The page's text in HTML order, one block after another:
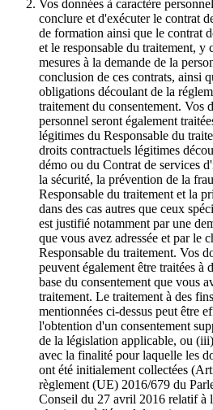
Vos données à caractère
conclure et d'exécuter le contrat
de formation ainsi que le contrat
et le responsable du traitement, y
mesures à la demande de la
conclusion de ces contrats, ainsi
obligations découlant de la
traitement du consentement. Vos
personnel seront également
légitimes du Responsable du
droits contractuels légitimes
démo ou du Contrat de services
la sécurité, la prévention de la
Responsable du traitement et la
dans des cas autres que ceux
est justifié notamment par une
que vous avez adressée et par le
Responsable du traitement. Vos
peuvent également être traitées à
base du consentement que vous
traitement. Le traitement à des
mentionnées ci-dessus peut être
l'obtention d'un consentement
de la législation applicable, ou
avec la finalité pour laquelle les
ont été initialement collectées
règlement (UE) 2016/679 du
Conseil du 27 avril 2016 relatif à